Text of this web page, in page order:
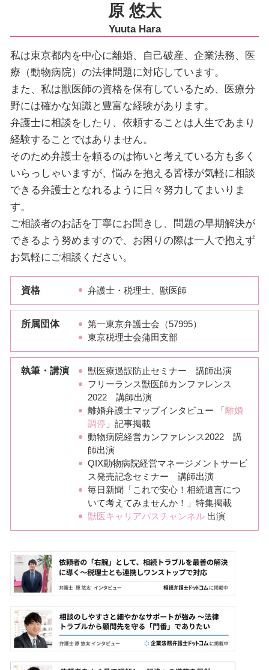
原 悠太
Yuuta Hara
私は東京都内を中心に離婚、自己破産、企業法務、医
療（動物病院）の法律問題に対応しています。
また、私は獣医師の資格を保有しているため、医療分
野には確かな知識と豊富な経験があります。
弁護士に相談をしたり、依頼することは人生であまり
経験することではありません。
そのため弁護士を頼るのは怖いと考えている方も多く
いらっしゃいますが、悩みを抱える皆様が気軽に相談
できる弁護士となれるように日々努力してまいりま
す。
ご相談者のお話を丁寧にお聞きし、問題の早期解決が
できるよう努めますので、お困りの際は一人で抱えず
お気軽にご相談ください。
資格 弁護士・税理士、獣医師
所属団体
第一東京弁護士会（57995）
東京税理士会蒲田支部
執筆・講演
獣医療過誤防止セミナー 講師出演
フリーランス獣医師カンファレンス
2022 講師出演
離婚弁護士マップインタビュー 「 離婚
調停 」記事掲載
動物病院経営カンファレンス2022 講
師出演
QIX動物病院経営マネージメントサービ
ス発売記念セミナー 講師出演
毎日新聞「これで安心！相続遺言につ
いて考えてみませんか！」特集掲載
獣医キャリアパスチャンネル出演